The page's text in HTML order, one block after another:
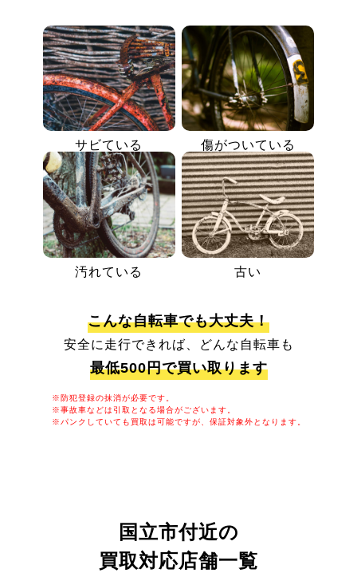
サビている 傷がついている
汚れている 古い
こんな自転車でも大丈夫！
安全に走行できれば、どんな自転車も
最低500円で買い取ります
※防犯登録の抹消が必要です。
※事故車などは引取となる場合がございます。
※パンクしていても買取は可能ですが、保証対象外となります。
国立市付近の
買取対応店舗一覧